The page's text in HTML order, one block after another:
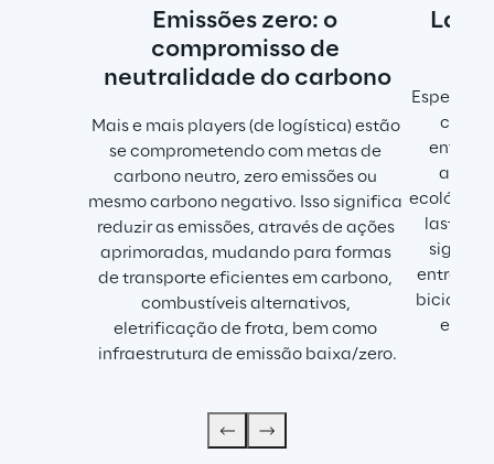
Emissões zero: o
compromisso de
neutralidade do carbono
Mais e mais players (de logística) estão
se comprometendo com metas de
carbono neutro, zero emissões ou
mesmo carbono negativo. Isso significa
reduzir as emissões, através de ações
aprimoradas, mudando para formas
de transporte eficientes em carbono,
combustíveis alternativos,
eletrificação de frota, bem como
infraestrutura de emissão baixa/zero.
Last
last
entrega
em e-